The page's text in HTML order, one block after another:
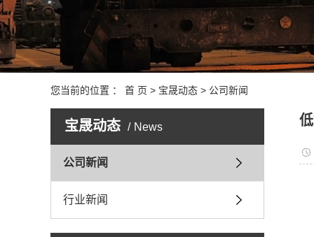
您当前的位置 ： 首 页 > 宝晟动态 > 公司新闻
宝晟动态 News
公司新闻
行业新闻